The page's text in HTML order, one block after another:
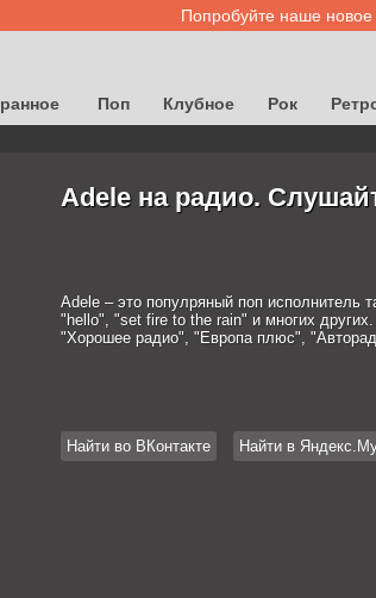
Попробуйте наше
Поп Клубное Рок
Adele на радио.
Adele – это популряный поп исполнитель
"hello", "set fire to the rain" и многих
"Хорошее радио", "Европа плюс",
Найти во ВКонтакте Найти в